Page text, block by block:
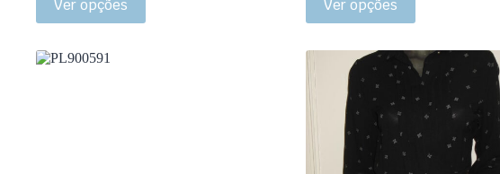
Ver opções Ver opções